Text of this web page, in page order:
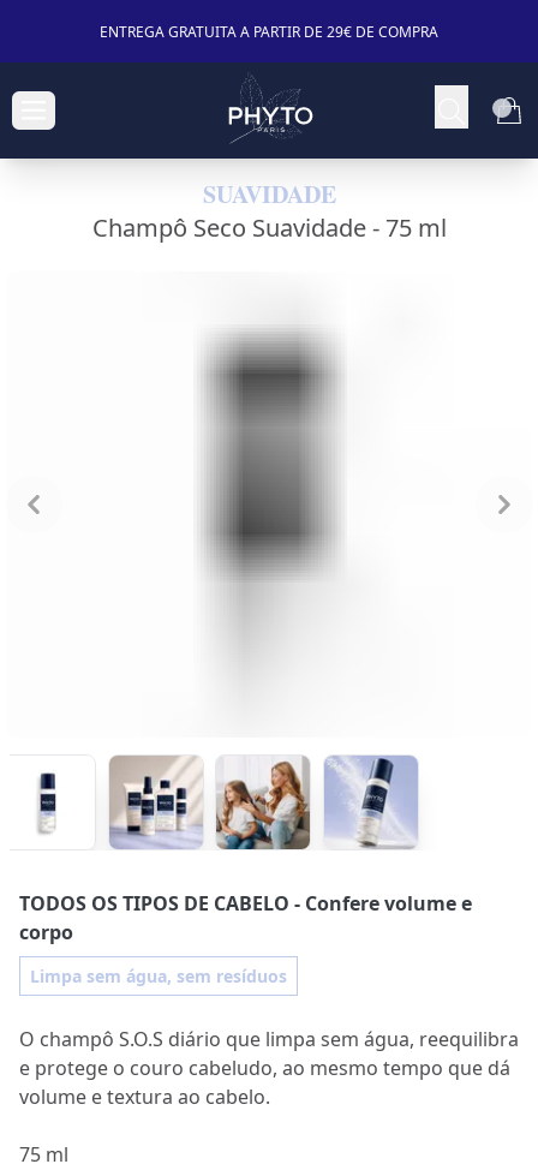
ENTREGA GRATUITA A PARTIR DE 29€ DE COMPRA
SUAVIDADE
Champô Seco Suavidade - 75 ml
TODOS OS TIPOS DE CABELO - Confere volume e
corpo
Limpa sem água, sem resíduos
O champô S.O.S diário que limpa sem água, reequilibra
e protege o couro cabeludo, ao mesmo tempo que dá
volume e textura ao cabelo.
75 ml